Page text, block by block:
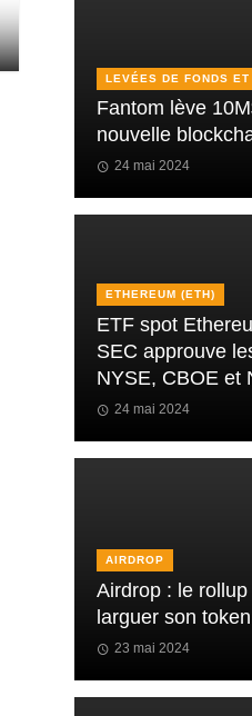
LEVÉES DE FONDS
Fantom lève
nouvelle
24 mai 2024
ETHEREUM (ETH)
ETF spot
SEC approuve
NYSE, CBOE et
24 mai 2024
AIRDROP
Airdrop : le
larguer son
23 mai 2024